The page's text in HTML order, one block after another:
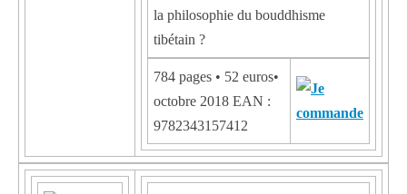
la philosophie du bouddhisme
tibétain ?
784 pages • 52 euros•
octobre 2018 EAN :
9782343157412